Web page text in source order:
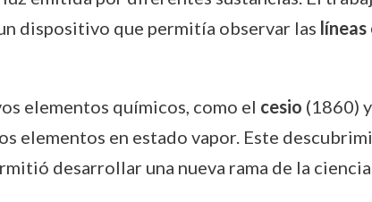
dispositivo que permitía observar las
elementos químicos, como el cesio (1860)
elementos en estado vapor. Este
desarrollar una nueva rama de la